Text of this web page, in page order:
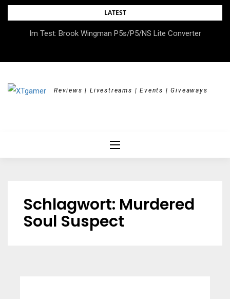
Skip
LATEST
Im Test: Brook Wingman P5s/P5/NS Lite Converter
DOK.fest München 2026 – Empowered, HerStory, Beyond
Reviews | Livestreams | Events | Giveaways
Schlagwort: Murdered
Soul Suspect